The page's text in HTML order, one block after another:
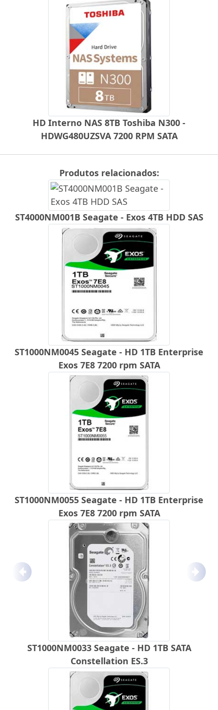
HD Interno NAS 8TB Toshiba N300 -
HDWG480UZSVA 7200 RPM SATA
Produtos relacionados:
ST4000NM001B Seagate - Exos 4TB HDD SAS
ST1000NM0045 Seagate - HD 1TB Enterprise
Exos 7E8 7200 rpm SATA
ST1000NM0055 Seagate - HD 1TB Enterprise
Exos 7E8 7200 rpm SATA
ST1000NM0033 Seagate - HD 1TB SATA
Constellation ES.3
Anterior